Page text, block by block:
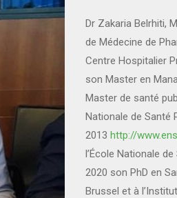
Dr Zakaria Belrhiti,
de Médecine de
Centre Hospitalier
son Master en
Master de santé
Nationale de Santé
2013 http://
l’École Nationale
2020 son PhD en
Brussel et à